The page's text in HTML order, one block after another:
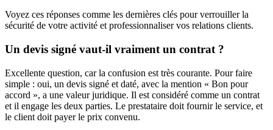
Voyez ces réponses comme les dernières clés pour verrouiller la
sécurité de votre activité et professionnaliser vos relations clients.
Un devis signé vaut-il vraiment un contrat ?
Excellente question, car la confusion est très courante. Pour faire
simple : oui, un devis signé et daté, avec la mention « Bon pour
accord », a une valeur juridique. Il est considéré comme un contrat
et il engage les deux parties. Le prestataire doit fournir le service, et
le client doit payer le prix convenu.